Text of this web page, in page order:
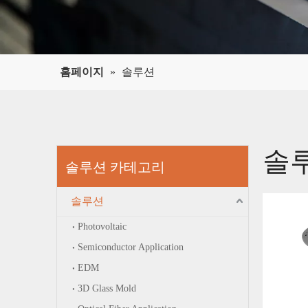
홈페이지 » 솔루션
솔루션 카테고리
솔루션
Photovoltaic
Semiconductor Application
EDM
3D Glass Mold
솔